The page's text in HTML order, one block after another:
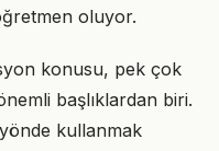
oluyor.
konusu, pek çok
başlıklardan biri.
kullanmak